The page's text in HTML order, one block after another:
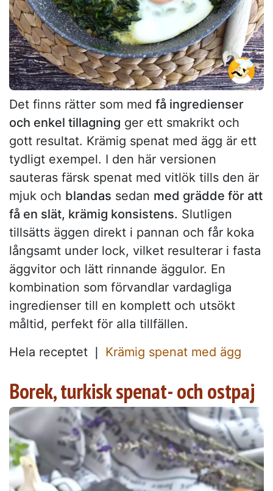
Det finns rätter som med få ingredienser
och enkel tillagning ger ett smakrikt och
gott resultat. Krämig spenat med ägg är ett
tydligt exempel. I den här versionen
sauteras färsk spenat med vitlök tills den är
mjuk och blandas sedan med grädde för att
få en slät, krämig konsistens. Slutligen
tillsätts äggen direkt i pannan och får koka
långsamt under lock, vilket resulterar i fasta
äggvitor och lätt rinnande äggulor. En
kombination som förvandlar vardagliga
ingredienser till en komplett och utsökt
måltid, perfekt för alla tillfällen.
Hela receptet ❘ Krämig spenat med ägg
Borek, turkisk spenat- och ostpaj